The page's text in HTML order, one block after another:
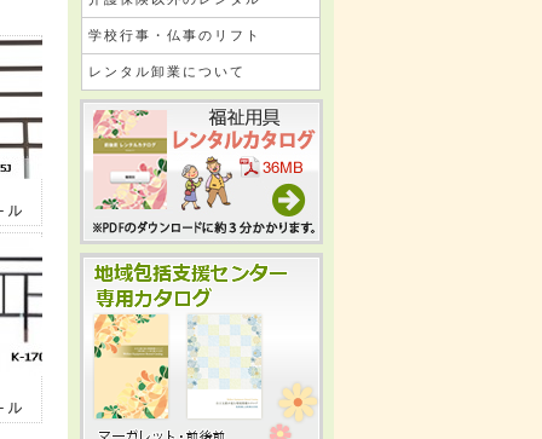
ル
ル
学校行事・仏事のリフト
レンタル卸業について